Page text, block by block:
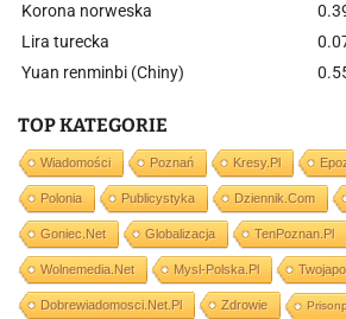
Korona norweska
Lira turecka
Yuan renminbi (Chiny)
TOP KATEGORIE
Wiadomości Poznań Kresy.pl
Polonia Publicystyka Dziennik.com
Goniec.net Globalizacja TenPoznan.pl
Wolnemedia.net Mysl-Polska.pl
Dobrewiadomosci.net.pl Zdrowie